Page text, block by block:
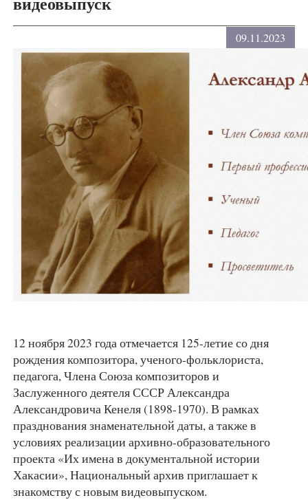
09.11.2023
12 ноября 2023 года отмечается 125-летие со дня
рождения композитора, ученого-фольклориста,
педагога, Члена Союза композиторов и
Заслуженного деятеля СССР Александра
Александровича Кенеля (1898-1970). В рамках
празднования знаменательной даты, а также в
условиях реализации архивно-образовательного
проекта «Их имена в документальной истории
Хакасии», Национальный архив приглашает к
знакомству с новым видеовыпуском.